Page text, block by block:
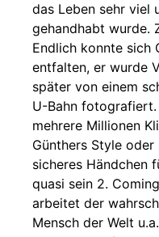
das Leben sehr viel
gehandhabt wurde.
Endlich konnte sich
entfalten, er wurde
später von einem
U-Bahn
mehrere Millionen
Günthers Style
sicheres Händchen
quasi sein 2.
arbeitet der
Mensch der Welt